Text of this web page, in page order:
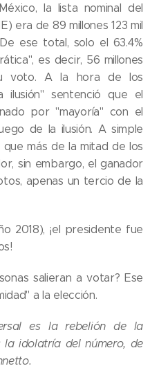
la lista nominal del
era de 89 millones 123 mil
ese total, solo el 63.4%
es decir, 56 millones
voto. A la hora de los
ilusión" sentenció que el
por "mayoría" con el
de la ilusión. A simple
más de la mitad de los
sin embargo, el ganador
apenas un tercio de la
2018), ¡el presidente fue
salieran a votar? Ese
a la elección.
es la rebelión de la
idolatría del número, de